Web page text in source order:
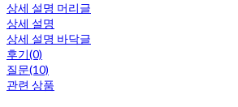
상세 설명 머리글
상세 설명
상세 설명 바닥글
후기(0)
질문(10)
관련 상품